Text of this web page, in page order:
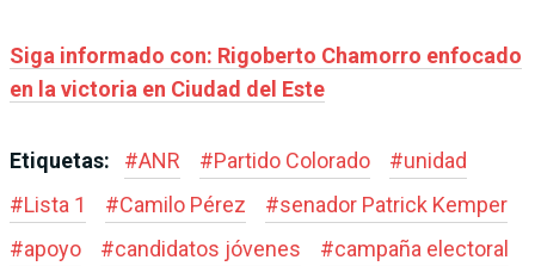
Siga informado con: Rigoberto Chamorro enfocado
en la victoria en Ciudad del Este
Etiquetas: #ANR #Partido Colorado #unidad
#Lista 1 #Camilo Pérez #senador Patrick Kemper
#apoyo #candidatos jóvenes #campaña electoral